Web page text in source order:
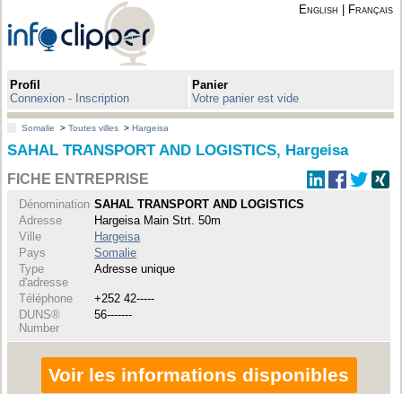
English Français
Profil
Connexion - Inscription
Panier
Votre panier est vide
Somalie >Toutes villes >Hargeisa
SAHAL TRANSPORT AND LOGISTICS, Hargeisa
FICHE ENTREPRISE
Dénomination SAHAL TRANSPORT AND LOGISTICS
Adresse
Hargeisa Main Strt. 50m
Ville
Hargeisa
Pays
Somalie
Type
d'adresse
Adresse unique
Téléphone
+252 42-----
DUNS®
Number
56-------
Voir les informations disponibles